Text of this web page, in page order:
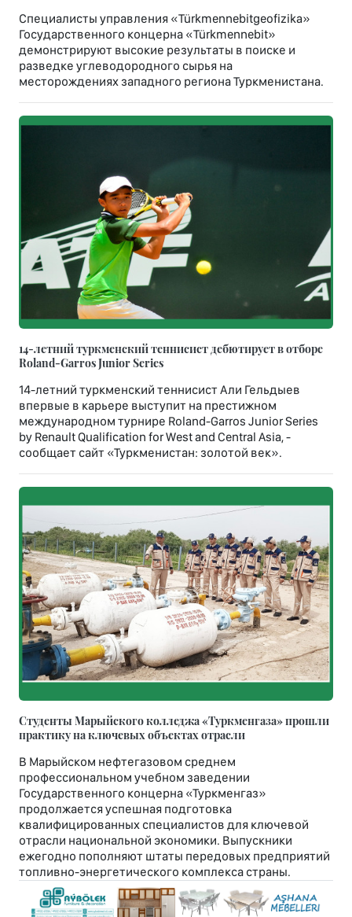
Специалисты управления «Türkmennebitgeofizika»
Государственного концерна «Türkmennebit»
демонстрируют высокие результаты в поиске и
разведке углеводородного сырья на
месторождениях западного региона Туркменистана.
14-летний туркменский теннисист дебютирует в отборе
Roland-Garros Junior Series
14-летний туркменский теннисист Али Гельдыев
впервые в карьере выступит на престижном
международном турнире Roland-Garros Junior Series
by Renault Qualification for West and Central Asia, -
сообщает сайт «Туркменистан: золотой век».
Студенты Марыйского колледжа «Туркменгаза» прошли
практику на ключевых объектах отрасли
В Марыйском нефтегазовом среднем
профессиональном учебном заведении
Государственного концерна «Туркменгаз»
продолжается успешная подготовка
квалифицированных специалистов для ключевой
отрасли национальной экономики. Выпускники
ежегодно пополняют штаты передовых предприятий
топливно-энергетического комплекса страны.